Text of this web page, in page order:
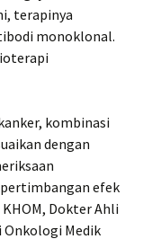
terapinya
monoklonal.
kombinasi
dengan
efek
Dokter Ahli
Medik